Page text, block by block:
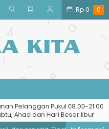
Rp 0 0
Pelanggan Pukul 08.00-21.00
Ahad dan Hari Besar libur